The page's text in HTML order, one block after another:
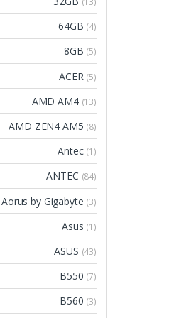
64GB (4)
8GB (5)
ACER (5)
AMD AM4 (13)
AMD ZEN4 AM5 (8)
Antec (1)
ANTEC (84)
Aorus by Gigabyte (3)
Asus (1)
ASUS (43)
B550 (7)
B560 (3)